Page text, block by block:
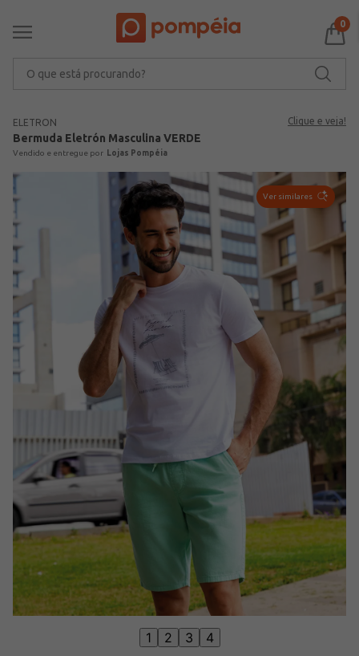
0
ELETRON Clique e veja!
Bermuda Eletrón Masculina VERDE
Lojas Pompéia
Ver similares
1 2 3 4